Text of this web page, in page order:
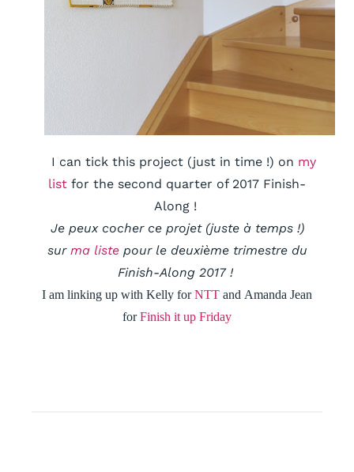
I can tick this project (just in time !) on my
list for the second quarter of 2017 Finish-
Along !
Je peux cocher ce projet (juste à temps !)
sur ma listepour le deuxième trimestre du
Finish-Along 2017 !
I am linking up with Kelly forNTT and Amanda Jean
forFinish it up Friday